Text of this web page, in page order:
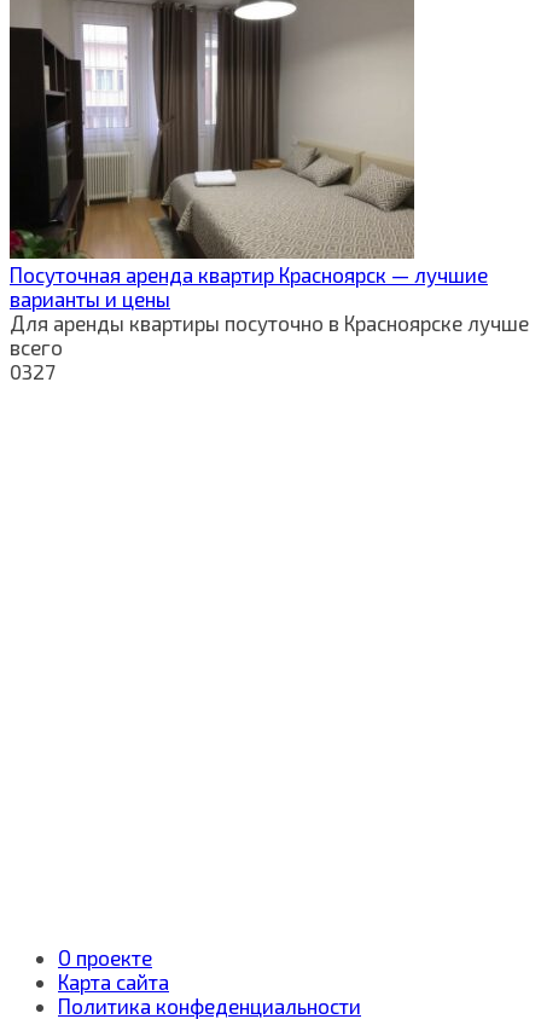
Посуточная аренда квартир Красноярск — лучшие
варианты и цены
Для аренды квартиры посуточно в Красноярске лучше
всего
0327
О проекте
Карта сайта
Политика конфеденциальности